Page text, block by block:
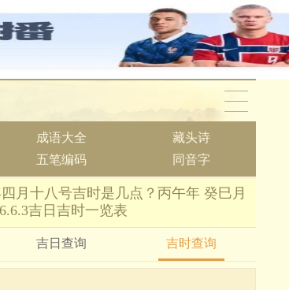
成语大全
藏头诗
五笔编码 同音字
月十八号吉时是几点？丙午年 癸巳月
吉日吉时一览表
吉日查询 吉时查询